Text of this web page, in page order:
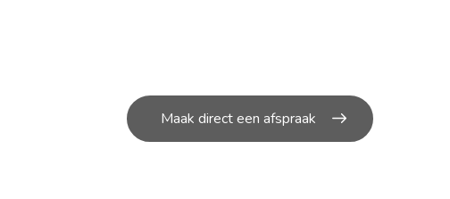
Maak direct een afspraak